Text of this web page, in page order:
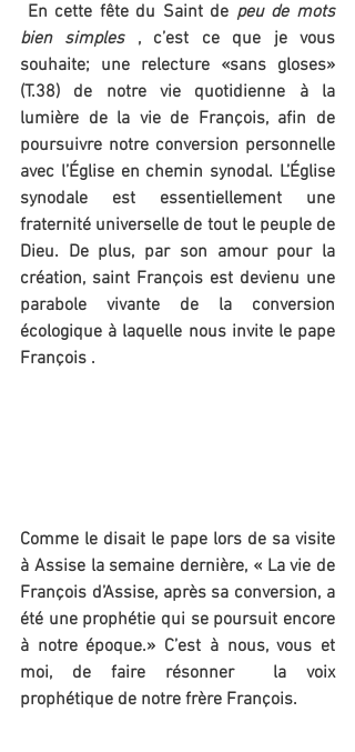
En cette fête du Saint de peu de mots
bien simples , c’est ce que je vous
souhaite; une relecture «sans gloses»
(T.38) de notre vie quotidienne à la
lumière de la vie de François, afin de
poursuivre notre conversion personnelle
avec l’Église en chemin synodal. L’Église
synodale est essentiellement une
fraternité universelle de tout le peuple de
Dieu. De plus, par son amour pour la
création, saint François est devienu une
parabole vivante de la conversion
écologique à laquelle nous invite le pape
François .
Comme le disait le pape lors de sa visite
à Assise la semaine dernière, « La vie de
François d’Assise, après sa conversion, a
été une prophétie qui se poursuit encore
à notre époque.» C’est à nous, vous et
moi, de faire résonner  la voix
prophétique de notre frère François.